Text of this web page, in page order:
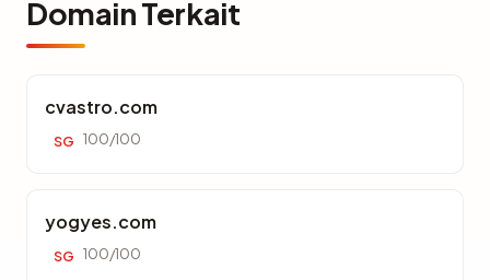
Domain Terkait
cvastro.com
SG 100/100
yogyes.com
SG 100/100